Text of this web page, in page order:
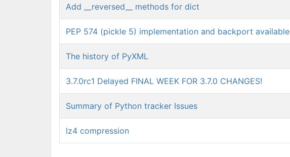
Add __reversed__ methods for dict
PEP 574 (pickle 5) implementation and backport available
The history of PyXML
3.7.0rc1 Delayed FINAL WEEK FOR 3.7.0 CHANGES!
Summary of Python tracker Issues
lz4 compression